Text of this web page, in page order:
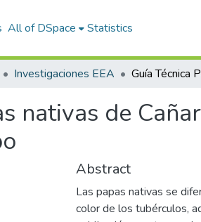
All of DSpace Statistics
Investigaciones EEA
nativas de
Abstract
Las papas nativas se
color de los tubérculos,